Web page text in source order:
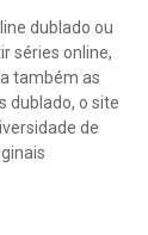
dublado ou
séries online,
também as
dublado, o site
de